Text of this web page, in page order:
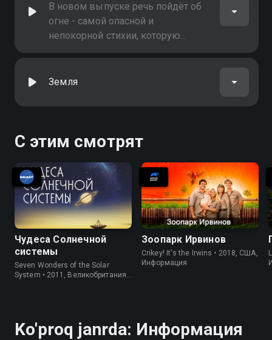
В новом выпуске речь пойдёт об
огне - самой опасной и
непокорной стихии, которую
человечество осмелилось взять с
Земля
С этим смотрят
Чудеса Солнечной
системы
Seven Wonders of the Solar
System • 2011, Великобритания,
Зоопарк Ирвинов
Crikey! It's the Irwins • 2018, США,
Информация
Ko'proq janrda: Информация